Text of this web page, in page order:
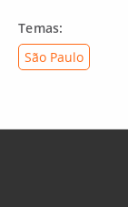
Temas:
São Paulo